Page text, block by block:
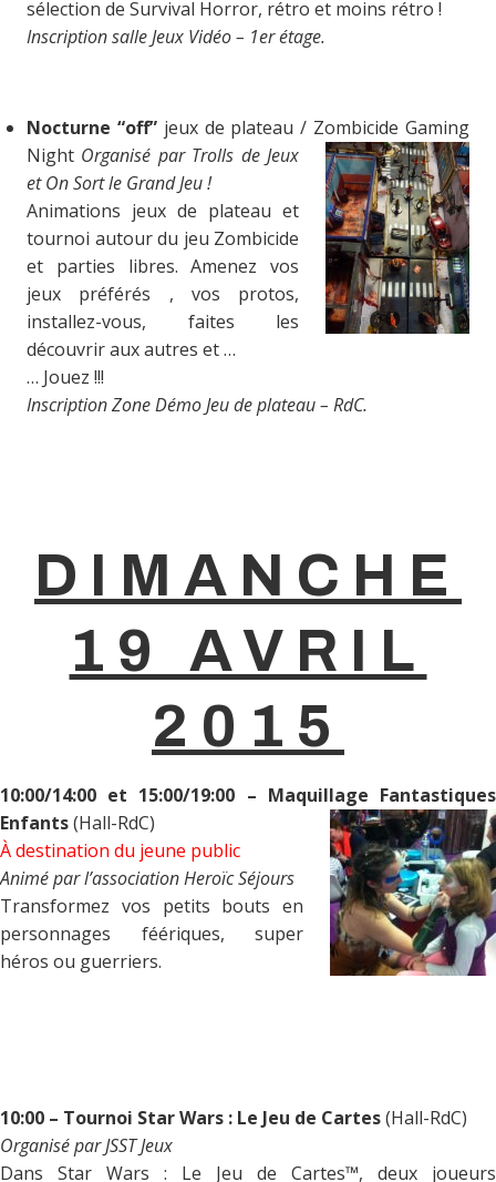
sélection de Survival Horror, rétro et moins rétro !
Inscription salle Jeux Vidéo – 1er étage.
Nocturne “off”jeux de plateau / Zombicide Gaming
Night Organisé par Trolls de Jeux
et On Sort le Grand Jeu !
Animations jeux de plateau et
tournoi autour du jeu Zombicide
et parties libres. Amenez vos
jeux préférés , vos protos,
installez-vous, faites les
découvrir aux autres et …
… Jouez !!!
Inscription Zone Démo Jeu de plateau – RdC.
DIMANCHE
19 AVRIL
2015
10:00/14:00 et 15:00/19:00 – Maquillage Fantastiques
Enfants(Hall-RdC)
À destination du jeune public
Animé par l’association Heroïc Séjours
Transformez vos petits bouts en
personnages féériques, super
héros ou guerriers.
10:00 – Tournoi Star Wars : Le Jeu de Cartes(Hall-RdC)
Organisé par JSST Jeux
Dans Star Wars : Le Jeu de Cartes™, deux joueurs